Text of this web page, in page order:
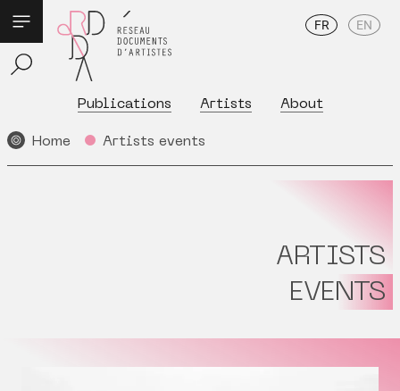
Publications Artists About
FR EN
Home Artists events
ARTISTS
EVENTS